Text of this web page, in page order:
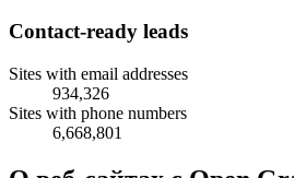
Contact-ready leads
Sites with email addresses
934,326
Sites with phone numbers
6,668,801